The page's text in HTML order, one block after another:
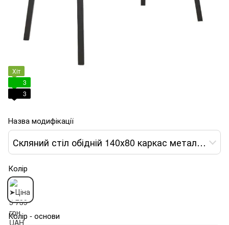
Хіт
3
3
Назва модифікації
Скляний стіл обідній 140х80 каркас метал чорний
Колір
Колір - основи